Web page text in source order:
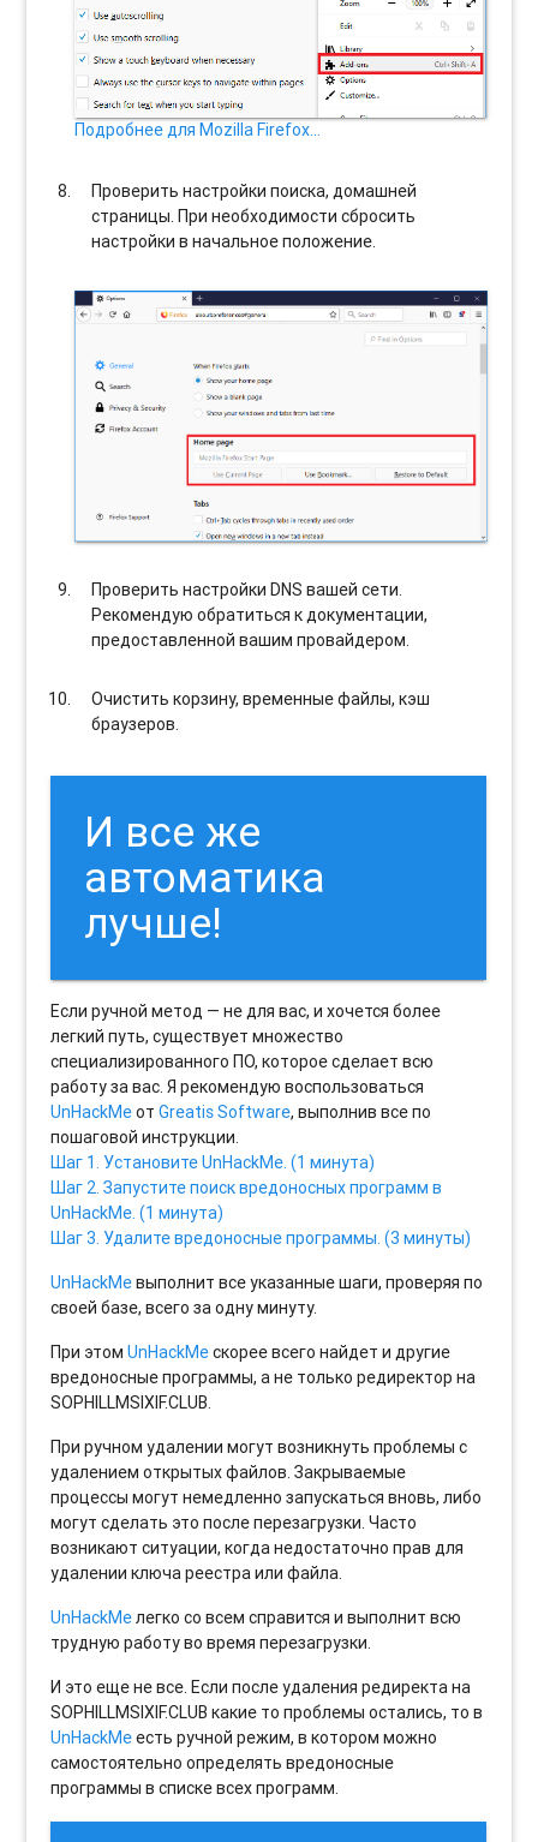
Подробнее для Mozilla Firefox…
Проверить настройки поиска, домашней
страницы. При необходимости сбросить
настройки в начальное положение.
Проверить настройки DNS вашей сети.
Рекомендую обратиться к документации,
предоставленной вашим провайдером.
Очистить корзину, временные файлы, кэш
браузеров.
И все же
автоматика
лучше!
Если ручной метод — не для вас, и хочется более
легкий путь, существует множество
специализированного ПО, которое сделает всю
работу за вас. Я рекомендую воспользоваться
UnHackMeотGreatis Software, выполнив все по
пошаговой инструкции.
Шаг 1. Установите UnHackMe. (1 минута)
Шаг 2. Запустите поиск вредоносных программ в
UnHackMe. (1 минута)
Шаг 3. Удалите вредоносные программы. (3 минуты)
UnHackMeвыполнит все указанные шаги, проверяя по
своей базе, всего за одну минуту.
При этомUnHackMeскорее всего найдет и другие
вредоносные программы, а не только редиректор на
SOPHILLMSIXIF.CLUB.
При ручном удалении могут возникнуть проблемы с
удалением открытых файлов. Закрываемые
процессы могут немедленно запускаться вновь, либо
могут сделать это после перезагрузки. Часто
возникают ситуации, когда недостаточно прав для
удалении ключа реестра или файла.
UnHackMeлегко со всем справится и выполнит всю
трудную работу во время перезагрузки.
И это еще не все. Если после удаления редиректа на
SOPHILLMSIXIF.CLUB какие то проблемы остались, то в
UnHackMeесть ручной режим, в котором можно
самостоятельно определять вредоносные
программы в списке всех программ.